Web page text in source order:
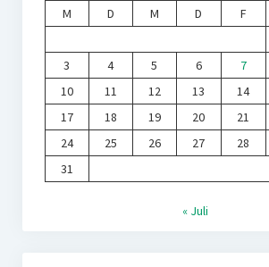
M
D M D F
3
4 5 6 7
10
11 12 13 14
17
18 19 20 21
24
25 26 27 28
31
« Juli